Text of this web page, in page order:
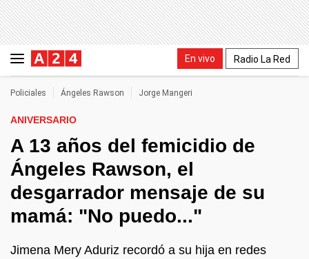
En vivo Radio La Red
Policiales Ángeles Rawson Jorge Mangeri
ANIVERSARIO
A 13 años del femicidio de
Ángeles Rawson, el
desgarrador mensaje de su
mamá: "No puedo..."
Jimena Mery Aduriz recordó a su hija en redes